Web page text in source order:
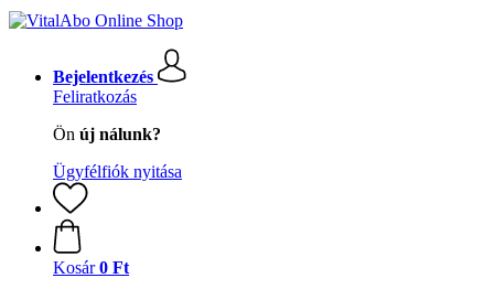
Bejelentkezés
Feliratkozás
Ön új nálunk?
Ügyfélfiók nyitása
Kosár 0 Ft